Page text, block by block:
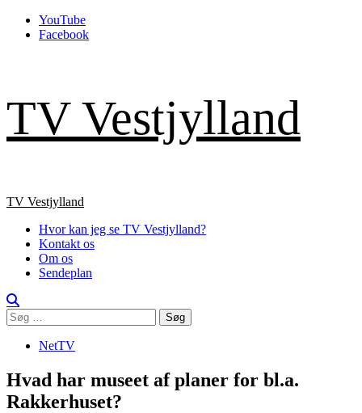
Skip
YouTube
Facebook
TV Vestjylland
Primary
TV Vestjylland
Hvor kan jeg se TV Vestjylland?
Kontakt os
Om os
Sendeplan
Søg
efter:
NetTV
Hvad har museet af planer for bl.a.
Rakkerhuset?